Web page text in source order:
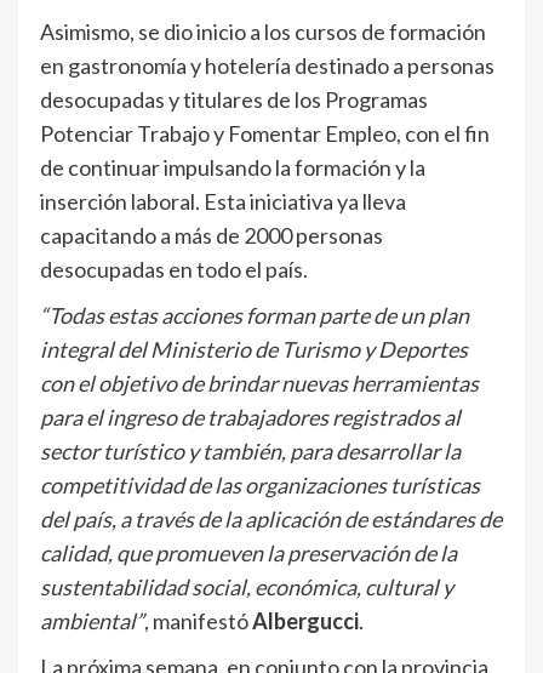
Asimismo, se dio inicio a los cursos de formación
en gastronomía y hotelería destinado a personas
desocupadas y titulares de los Programas
Potenciar Trabajo y Fomentar Empleo, con el fin
de continuar impulsando la formación y la
inserción laboral. Esta iniciativa ya lleva
capacitando a más de 2000 personas
desocupadas en todo el país.
“Todas estas acciones forman parte de un plan
integral del Ministerio de Turismo y Deportes
con el objetivo de brindar nuevas herramientas
para el ingreso de trabajadores registrados al
sector turístico y también, para desarrollar la
competitividad de las organizaciones turísticas
del país, a través de la aplicación de estándares de
calidad, que promueven la preservación de la
sustentabilidad social, económica, cultural y
ambiental”, manifestóAlbergucci.
La próxima semana, en conjunto con la provincia